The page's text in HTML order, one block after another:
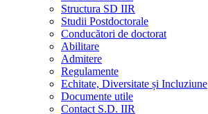
Structura SD IIR
Studii Postdoctorale
Conducători de doctorat
Abilitare
Admitere
Regulamente
Echitate, Diversitate și Incluziune
Documente utile
Contact S.D. IIR